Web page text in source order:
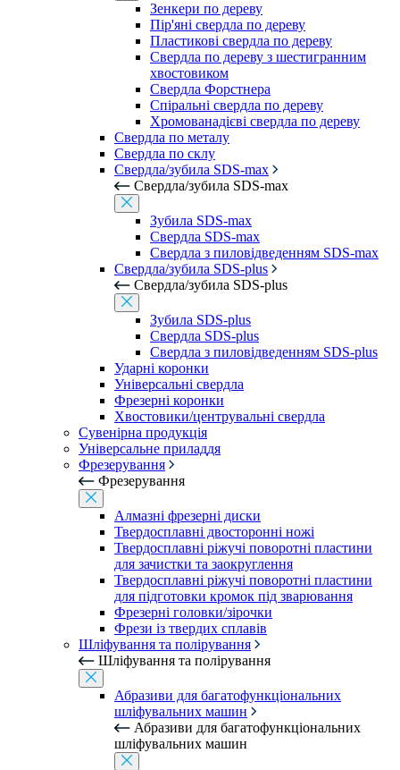
Зенкери по дереву
Пір'яні свердла по дереву
Пластикові свердла по дереву
Свердла по дереву з шестигранним
хвостовиком
Свердла Форстнера
Спіральні свердла по дереву
Хромованадієві свердла по дереву
Свердла по металу
Свердла по склу
Свердла/зубила SDS-max
Свердла/зубила SDS-max
Зубила SDS-max
Свердла SDS-max
Свердла з пиловідведенням SDS-max
Свердла/зубила SDS-plus
Свердла/зубила SDS-plus
Зубила SDS-plus
Свердла SDS-plus
Свердла з пиловідведенням SDS-plus
Ударні коронки
Універсальні свердла
Фрезерні коронки
Хвостовики/центрувальні свердла
Сувенірна продукція
Універсальне приладдя
Фрезерування
Фрезерування
Алмазні фрезерні диски
Твердосплавні двосторонні ножі
Твердосплавні ріжучі поворотні пластини
для зачистки та заокруглення
Твердосплавні ріжучі поворотні пластини
для підготовки кромок під зварювання
Фрезерні головки/зірочки
Фрези із твердих сплавів
Шліфування та полірування
Шліфування та полірування
Абразиви для багатофункціональних
шліфувальних машин
Абразиви для багатофункціональних
шліфувальних машин